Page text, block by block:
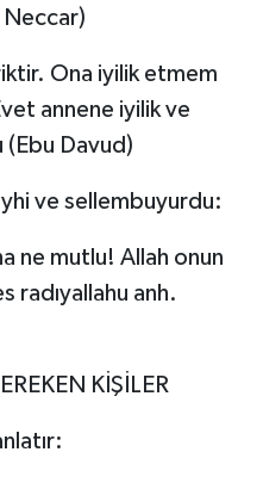
Neccar)
Ona iyilik etmem
annene iyilik ve
(Ebu Davud)
ve sellembuyurdu:
ne mutlu! Allah onun
radıyallahu anh.
KİŞİLER